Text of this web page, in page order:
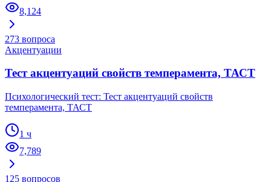
8,124
273 вопроса
Акцентуации
Тест акцентуаций свойств темперамента, ТАСТ
Психологический тест: Тест акцентуаций свойств
темперамента, ТАСТ
1 ч
7,789
125 вопросов